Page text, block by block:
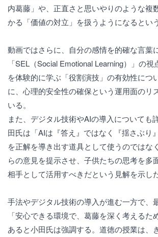
内葛藤」や、正直さと思いやりのような複
かる「価値の対立」を扱うようになるという
動画ではさらに、自分の感情を的確な言葉
「SEL（Social Emotional Learning）」の
を体験的に学ぶ「役割演技」の有効性につ
に、心理的安全性の確保という運用面のリ
いる。
また、デジタル技術やAIの導入についても
田氏は「AIは『答え』ではなく『揺さぶり
を正解を導き出す道具として使うのではな
らの意見を提示させ、子供たちの思考を多
相手として活用すべきだという見解を示した
手法やデジタル技術の導入が進む一方で、
「安心できる環境で、葛藤を深く考えるた
あると小田氏は強調する。道徳の授業は、